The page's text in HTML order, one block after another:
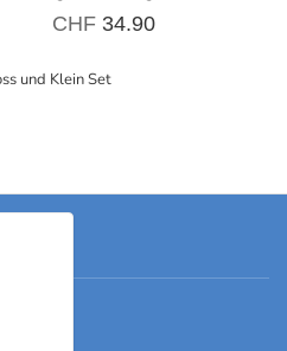
CHF 34.90
und Klein Set